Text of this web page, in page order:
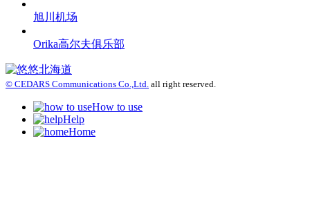
旭川机场
Orika高尔夫俱乐部
© CEDARS Communications Co.,Ltd. all right reserved.
How to use
Help
Home